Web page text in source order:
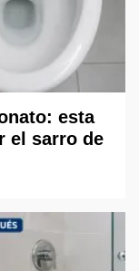
esta
el sarro de